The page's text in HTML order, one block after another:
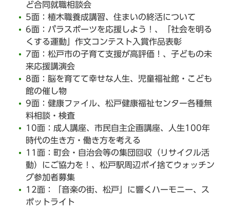
ど合同就職相談会
5面：植木職養成講習、住まいの終活について
6面：パラスポーツを応援しよう！、「社会を明る
くする運動」作文コンテスト入賞作品表彰
7面：松戸市の子育て支援が高評価！、子どもの未
来応援講演会
8面：脳を育てて幸せな人生、児童福祉館・こども
館の催し物
9面：健康ファイル、松戸健康福祉センター各種無
料相談・検査
10面：成人講座、市民自主企画講座、人生100年
時代の生き方・働き方を考える
11面：町会・自治会等の集団回収（リサイクル活
動）にご協力を！、松戸駅周辺ポイ捨てウォッチン
グ参加者募集
12面：「音楽の街、松戸」に響くハーモニー、ス
ポットライト